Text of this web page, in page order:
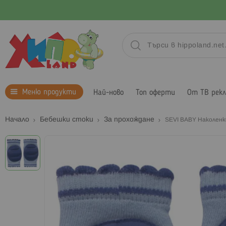
Меню продукти Най-ново Топ оферти От ТВ
Начало Бебешки стоки За прохождане SEVI BABY
Преминете
към
края
на
изображенията